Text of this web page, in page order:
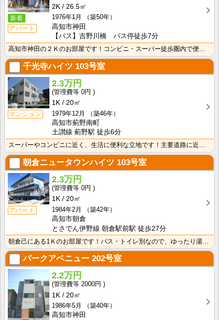
新着
アパート
2K
26.5㎡
1976年1月
（築50年）
高知市神田
【バス】吉野川橋 バス停徒歩7分
高知市神田の２Ｋのお部屋です！コンビニ・スーパー徒歩圏内で便利です！バス・トイレ別なので、ゆったり湯･･･
千光寺ハイツ 103号室
マンション
2.3万円
0円
1K
20㎡
1979年12月
（築46年）
高知市薊野南町
土讃線 薊野駅 徒歩6分
スーパーやコンビニに近く、生活に便利な立地です！主要道路に近いので、中心地へのアクセスも良好！
朝倉ニュータウンハイツ 103号室
アパート
2.3万円
0円
1K
20㎡
1984年2月
（築42年）
高知市朝倉
とさでん伊野線 朝倉駅前駅 徒歩27分
パークアベニュー 202号室
2.2万円
2000円
1K
20㎡
1986年5月
（築40年）
高知市神田